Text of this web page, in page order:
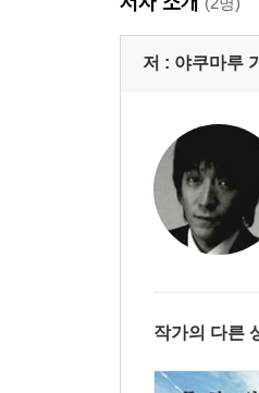
저 : 야쿠마루
작가의 다른